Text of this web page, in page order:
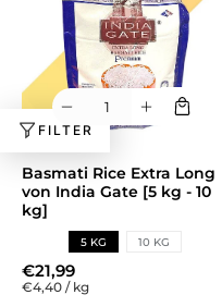
FILTER
Basmati Rice Extra Long
von India Gate [5 kg - 10
kg]
€21,99
€4,40 / kg
5 KG 10 KG